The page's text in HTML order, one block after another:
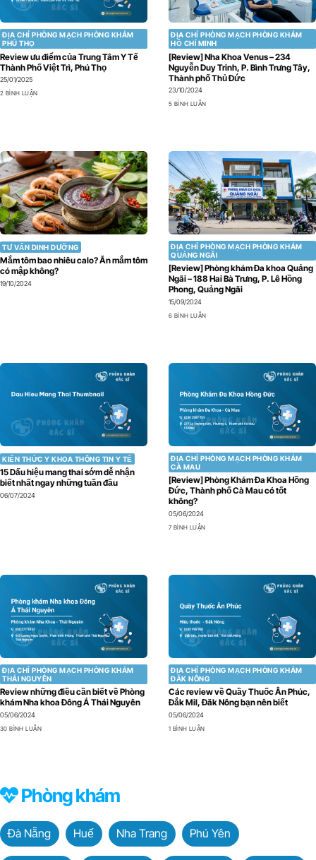
ĐỊA CHỈ PHÒNG MẠCH PHÒNG KHÁM
PHÚ THỌ
Review ưu điểm của Trung Tâm Y Tế
Thành Phố Việt Trì, Phú Thọ
25/01/2025
2 BÌNH LUẬN
ĐỊA CHỈ PHÒNG MẠCH PHÒNG KHÁM
HỒ CHÍ MINH
[Review] Nha Khoa Venus – 234
Nguyễn Duy Trinh, P. Bình Trưng Tây,
Thành phố Thủ Đức
23/10/2024
5 BÌNH LUẬN
TƯ VẤN DINH DƯỠNG
Mắm tôm bao nhiêu calo? Ăn mắm tôm
có mập không?
19/10/2024
ĐỊA CHỈ PHÒNG MẠCH PHÒNG KHÁM
QUẢNG NGÃI
[Review] Phòng khám Đa khoa Quảng
Ngãi – 188 Hai Bà Trưng, P. Lê Hồng
Phong, Quảng Ngãi
15/09/2024
6 BÌNH LUẬN
KIẾN THỨC Y KHOA THÔNG TIN Y TẾ
15 Dấu hiệu mang thai sớm dễ nhận
biết nhất ngay những tuần đầu
06/07/2024
ĐỊA CHỈ PHÒNG MẠCH PHÒNG KHÁM
CÀ MAU
[Review] Phòng Khám Đa Khoa Hồng
Đức, Thành phố Cà Mau có tốt
không?
05/06/2024
7 BÌNH LUẬN
ĐỊA CHỈ PHÒNG MẠCH PHÒNG KHÁM
THÁI NGUYÊN
Review những điều cần biết về Phòng
khám Nha khoa Đông Á Thái Nguyên
05/06/2024
30 BÌNH LUẬN
ĐỊA CHỈ PHÒNG MẠCH PHÒNG KHÁM
ĐẮK NÔNG
Các review về Quầy Thuốc Ân Phúc,
Đắk Mil, Đăk Nông bạn nên biết
05/06/2024
1 BÌNH LUẬN
Phòng khám
Đà Nẵng Huế Nha Trang Phú Yên